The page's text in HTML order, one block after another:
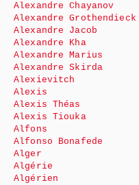
Alexandre Chayanov
Alexandre Grothendieck
Alexandre Jacob
Alexandre Kha
Alexandre Marius
Alexandre Skirda
Alexievitch
Alexis
Alexis Théas
Alexis Tiouka
Alfons
Alfonso Bonafede
Alger
Algérie
Algérien